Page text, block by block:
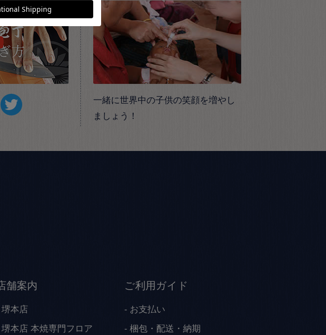
一緒に世界中の子供の笑顔を増やし
ましょう！
舗案内
堺本店
堺本店 本焼専門フロア
ご利用ガイド
お支払い
梱包・配送・納期